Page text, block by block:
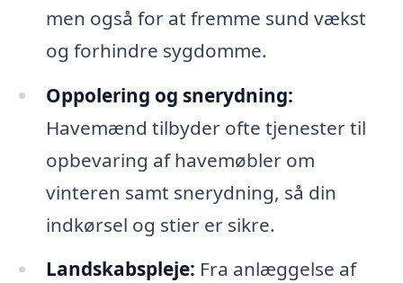
men også for at fremme sund vækst
og forhindre sygdomme.
Oppolering og snerydning:
Havemænd tilbyder ofte tjenester til
opbevaring af havemøbler om
vinteren samt snerydning, så din
indkørsel og stier er sikre.
Landskabspleje: Fra anlæggelse af